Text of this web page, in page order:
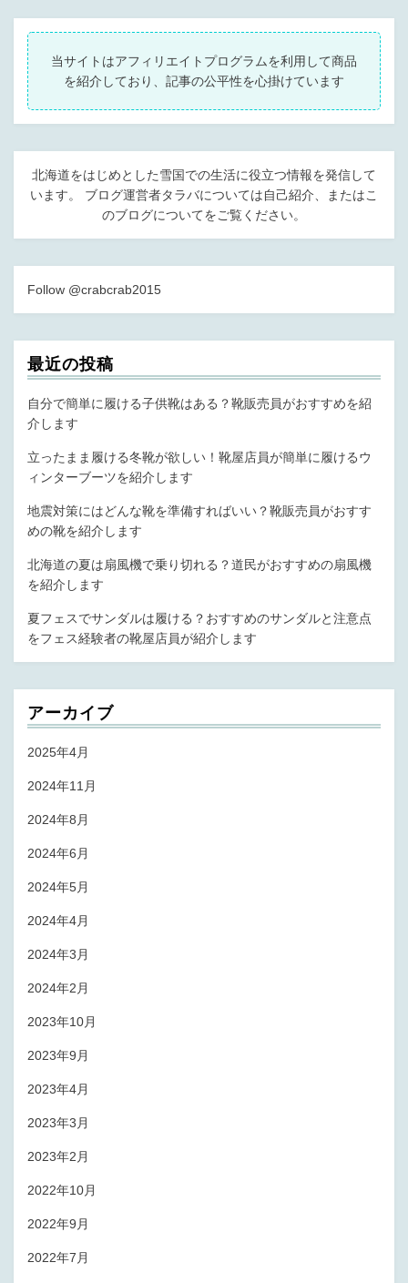
o
k
の
ペ
ー
ジ
送
り
ー
へ
当サイトはアフィリエイトプログラムを利用して商品
を紹介しており、記事の公平性を心掛けています
北海道をはじめとした雪国での生活に役立つ情報を発信して
います。 ブログ運営者タラバについては自己紹介 、またはこ
のブログについてをご覧ください。
Follow @crabcrab2015
最近の投稿
自分で簡単に履ける子供靴はある？靴販売員がおすすめを紹
介します
立ったまま履ける冬靴が欲しい！靴屋店員が簡単に履けるウ
ィンターブーツを紹介します
地震対策にはどんな靴を準備すればいい？靴販売員がおすす
めの靴を紹介します
北海道の夏は扇風機で乗り切れる？道民がおすすめの扇風機
を紹介します
夏フェスでサンダルは履ける？おすすめのサンダルと注意点
をフェス経験者の靴屋店員が紹介します
アーカイブ
2025年4月
2024年11月
2024年8月
2024年6月
2024年5月
2024年4月
2024年3月
2024年2月
2023年10月
2023年9月
2023年4月
2023年3月
2023年2月
2022年10月
2022年9月
2022年7月